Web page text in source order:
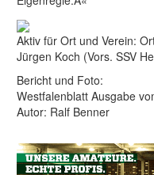
Aktiv für Ort und Verein:
Jürgen Koch (Vors. SSV
Bericht und Foto:
Westfalenblatt Ausgabe
Autor: Ralf Benner